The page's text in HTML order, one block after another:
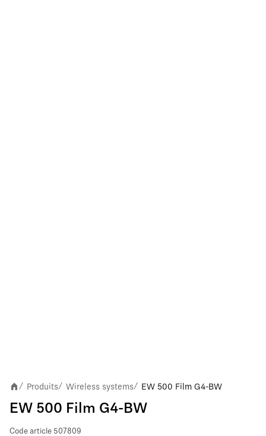
/ Produits/ Wireless systems/ EW 500 Film G4-BW
EW 500 Film G4-BW
Code article 507809